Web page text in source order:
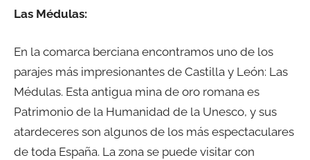
Las Médulas:
En la comarca berciana encontramos uno de los
parajes más impresionantes de Castilla y León: Las
Médulas. Esta antigua mina de oro romana es
Patrimonio de la Humanidad de la Unesco, y sus
atardeceres son algunos de los más espectaculares
de toda España. La zona se puede visitar con